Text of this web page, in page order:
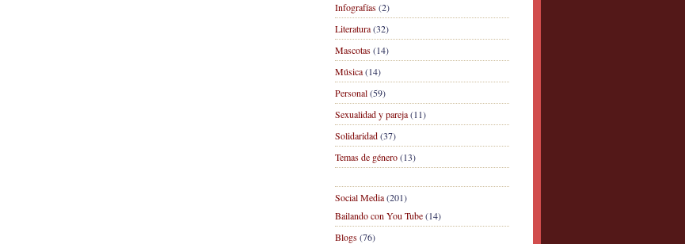
Infografías(2)
Literatura(32)
Mascotas(14)
Música(14)
Personal(59)
Sexualidad y pareja(11)
Solidaridad(37)
Temas de género(13)
Social Media(201)
Bailando con You Tube(14)
Blogs(76)